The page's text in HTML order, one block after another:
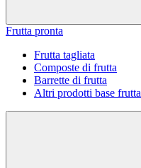
Frutta pronta
Frutta tagliata
Composte di frutta
Barrette di frutta
Altri prodotti base frutta